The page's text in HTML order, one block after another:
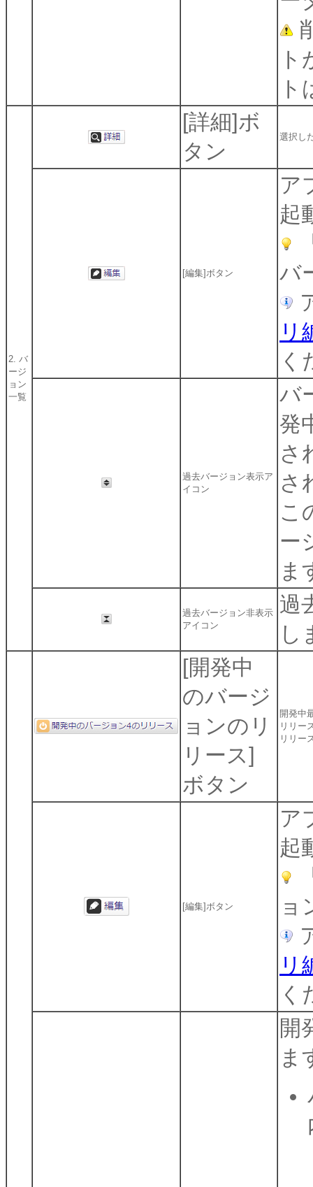
2. バ
ージ
ョン
一覧
[詳細]ボ
タン
選択し
[編集]ボタン
ア
起
バ
リ
く
過去バージョン表示ア
イコン
バ
発
さ
さ
こ
ー
ま
過去バージョン非表示
アイコン
過
し
[開発中
のバージ
ョンのリ
リース]
ボタン
開発中
リリー
リリー
[編集]ボタン
ア
起
ョ
リ
く
開
ま